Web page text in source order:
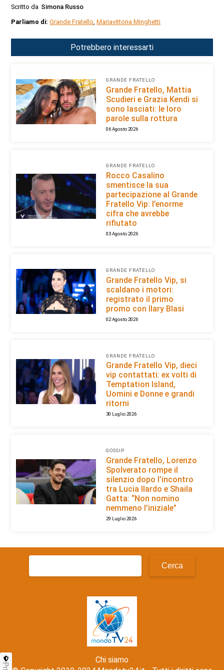
Scritto da Simona Russo
Parliamo di:Grande Fratello ,Mariavittoria Minghetti
Potrebbero interessarti
GRANDE FRATELLO
Grande Fratello, Mattia
Scudieri e Grazia Kendi si
sono lasciati: le loro
parole sulla rottura
06 Agosto 2026
GRANDE FRATELLO
Rocco Casalino
smentisce la sua
partecipazione al Grande
Fratello Vip: l’enorme
cifra che avrebbe
rifiutato
03 Agosto 2026
GRANDE FRATELLO
Grande Fratello Vip, si
scaldano i motori:
registrato il primo
promo con Ilary Blasi
02 Agosto 2026
GRANDE FRATELLO
Grande Fratello Vip, dieci
vip contattati: ex volti di
Temptation Island,
Uomini e Donne e grandi
ritorni
30 Luglio 2026
GOSSIP
Grande Fratello, Lorenzo
Spolverato rompe il
silenzio dopo l’incontro
tra Lucia Ilardo e Shaila
Gatta: “Non nomino
nemmeno l’iniziale”
29 Luglio 2026
Chi siamo